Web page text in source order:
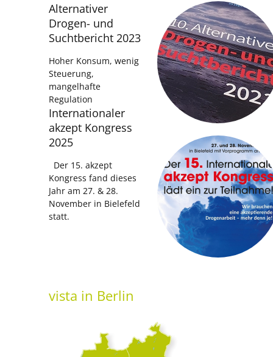
Alternativer
Drogen- und
Suchtbericht 2023
Hoher Konsum, wenig
Steuerung,
mangelhafte
Regulation
Internationaler
akzept Kongress
2025
Der 15. akzept
Kongress fand dieses
Jahr am 27. & 28.
November in Bielefeld
statt.
vista in Berlin